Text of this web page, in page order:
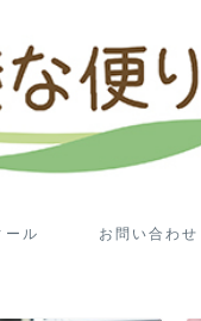
ール お問い合わせ